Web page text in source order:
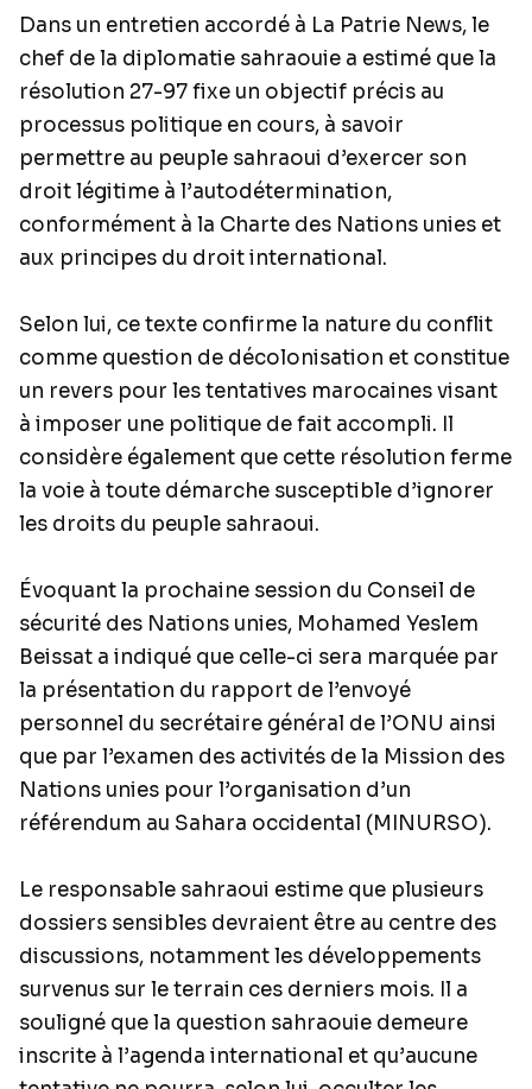
Dans un entretien accordé à La Patrie News,le
chef de la diplomatie sahraouie a estimé que la
résolution 27-97 fixe un objectif précis au
processus politique en cours, à savoir
permettre au peuple sahraoui d’exercer son
droit légitime à l’autodétermination,
conformément à la Charte des Nations unies et
aux principes du droit international.
Selon lui, ce texte confirme la nature du conflit
comme question de décolonisation et constitue
un revers pour les tentatives marocaines visant
à imposer une politique de fait accompli. Il
considère également que cette résolution ferme
la voie à toute démarche susceptible d’ignorer
les droits du peuple sahraoui.
Évoquant la prochaine session du Conseil de
sécurité des Nations unies, Mohamed Yeslem
Beissat a indiqué que celle-ci sera marquée par
la présentation du rapport de l’envoyé
personnel du secrétaire général de l’ONU ainsi
que par l’examen des activités de la Mission des
Nations unies pour l’organisation d’un
référendum au Sahara occidental (MINURSO).
Le responsable sahraoui estime que plusieurs
dossiers sensibles devraient être au centre des
discussions, notamment les développements
survenus sur le terrain ces derniers mois. Il a
souligné que la question sahraouie demeure
inscrite à l’agenda international et qu’aucune